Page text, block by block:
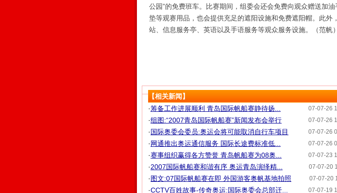
公园”的免费班车。比赛期间，组委会还会免费向观众赠送加
垫等观赛用品，也会提供充足的遮阳设施和免费遮阳帽。此外
站、信息服务亭、英语以及手语服务等观众服务设施。（范帆）
【相关新闻】
07-07-26
·筹备工作进展顺利 青岛国际帆船赛静待扬...
07-07-26
·组图:“2007青岛国际帆船赛”新闻发布会举行
07-07-26
·国际奥委会委员:奥运会将可能取消自行车项目
07-07-26
·网通推出奥运通信服务 国际长途费标准低...
07-07-23
·赛事组织赢得各方赞誉 青岛帆船赛为08奥...
07-07-20
·2007国际帆船赛和谐有序 奥运青岛演绎精...
07-07-20
·图文:07国际帆船赛在即 外国游客奥帆基地拍照
07-07-19
·CCTV百姓故事-传奇奥运:国际奥委会总部迁...